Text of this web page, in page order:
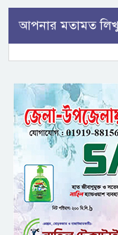
আপনার মতামত